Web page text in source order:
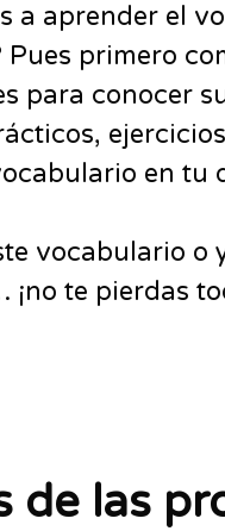
a aprender el
Pues primero
para conocer
en tu
vocabulario o
te pierdas
de las